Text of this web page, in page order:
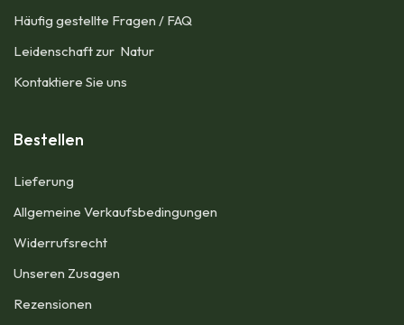
Häufig gestellte Fragen / FAQ
Leidenschaft zur Natur
Kontaktiere Sie uns
Bestellen
Lieferung
Allgemeine Verkaufsbedingungen​
Widerrufsrecht
Unseren Zusagen
Rezensionen​